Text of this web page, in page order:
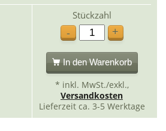
Stückzahl
-
+
In den Warenkorb
* inkl. MwSt./exkl.,
Versandkosten
Lieferzeit ca. 3-5 Werktage